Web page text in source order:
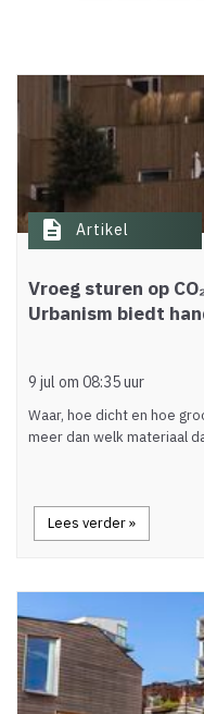
pagina
description Artikel
Vroeg sturen op
Urbanism biedt
9 jul om 08:35 uur
Waar, hoe dicht en hoe
meer dan welk materiaal
Lees verder »